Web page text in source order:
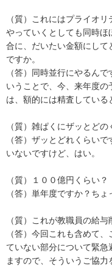
（質）これにはプライオ
やっていくとしても同時
合に、だいたい金額にし
ですか。
（答）同時並行にやるん
いうことで、今、来年度
は、額的には精査している
（質）雑ぱくにザッとどの
（答）ザッとどれくらい
いないですけど、はい。
（質）１００億円くらい？
（答）単年度ですか？ちょ
（質）これが教職員の給
（答）今回これも含めて
ていない部分について緊急
ますので、そういうご協